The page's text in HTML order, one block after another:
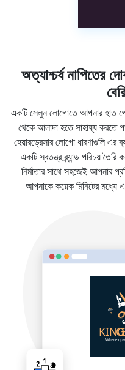
অত্যাশ্চর্য নাপিতের
একটি সেলুন লোগোতে আপনার হাত
থেকে আলাদা হতে সাহায্য করতে
হেয়ারড্রেসার লোগো ধারণাগুলি এর
একটি স্বতন্ত্র ব্র্যান্ড পরিচয়
নির্মাতারসাথে সহজেই আপনার
আপনাকে কয়েক মিনিটের মধ্যে